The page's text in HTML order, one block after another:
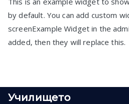
by default. You can add custom
screenExample Widget in the
added, then they will replace this.
Училището